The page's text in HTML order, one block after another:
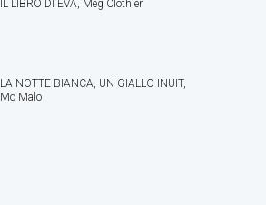
IL LIBRO DI EVA, Meg Clothier
LA NOTTE BIANCA, UN GIALLO INUIT,
Mo Malo